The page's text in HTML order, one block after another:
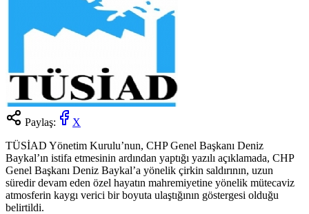
Paylaş:
X
TÜSİAD Yönetim Kurulu’nun, CHP Genel Başkanı Deniz
Baykal’ın istifa etmesinin ardından yaptığı yazılı açıklamada, CHP
Genel Başkanı Deniz Baykal’a yönelik çirkin saldırının, uzun
süredir devam eden özel hayatın mahremiyetine yönelik mütecaviz
atmosferin kaygı verici bir boyuta ulaştığının göstergesi olduğu
belirtildi.